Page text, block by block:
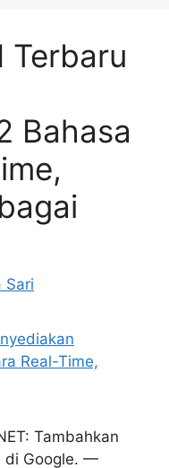
Terbaru
Bahasa
Sari
Tambahkan
di Google. —